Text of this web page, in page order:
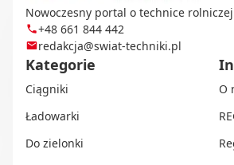
Nowoczesny portal o technice rolniczej
+48 661 844 442
redakcja@swiat-techniki.pl
Kategorie
Ciągniki
Ładowarki
Do zielonki
O